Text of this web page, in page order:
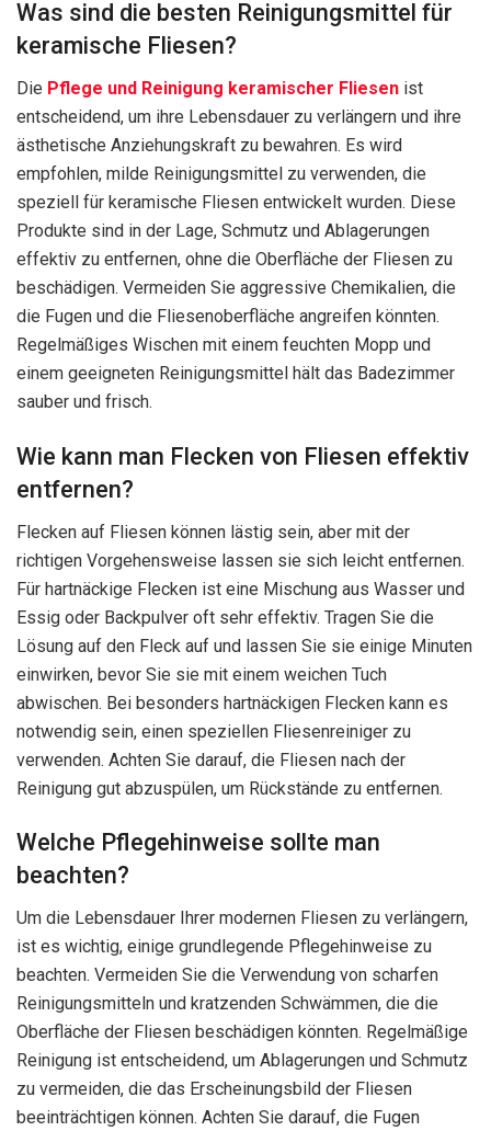
Was sind die besten Reinigungsmittel für
keramische Fliesen?
Die Pflege und Reinigung keramischer Fliesen ist
entscheidend, um ihre Lebensdauer zu verlängern und ihre
ästhetische Anziehungskraft zu bewahren. Es wird
empfohlen, milde Reinigungsmittel zu verwenden, die
speziell für keramische Fliesen entwickelt wurden. Diese
Produkte sind in der Lage, Schmutz und Ablagerungen
effektiv zu entfernen, ohne die Oberfläche der Fliesen zu
beschädigen. Vermeiden Sie aggressive Chemikalien, die
die Fugen und die Fliesenoberfläche angreifen könnten.
Regelmäßiges Wischen mit einem feuchten Mopp und
einem geeigneten Reinigungsmittel hält das Badezimmer
sauber und frisch.
Wie kann man Flecken von Fliesen effektiv
entfernen?
Flecken auf Fliesen können lästig sein, aber mit der
richtigen Vorgehensweise lassen sie sich leicht entfernen.
Für hartnäckige Flecken ist eine Mischung aus Wasser und
Essig oder Backpulver oft sehr effektiv. Tragen Sie die
Lösung auf den Fleck auf und lassen Sie sie einige Minuten
einwirken, bevor Sie sie mit einem weichen Tuch
abwischen. Bei besonders hartnäckigen Flecken kann es
notwendig sein, einen speziellen Fliesenreiniger zu
verwenden. Achten Sie darauf, die Fliesen nach der
Reinigung gut abzuspülen, um Rückstände zu entfernen.
Welche Pflegehinweise sollte man
beachten?
Um die Lebensdauer Ihrer modernen Fliesen zu verlängern,
ist es wichtig, einige grundlegende Pflegehinweise zu
beachten. Vermeiden Sie die Verwendung von scharfen
Reinigungsmitteln und kratzenden Schwämmen, die die
Oberfläche der Fliesen beschädigen könnten. Regelmäßige
Reinigung ist entscheidend, um Ablagerungen und Schmutz
zu vermeiden, die das Erscheinungsbild der Fliesen
beeinträchtigen können. Achten Sie darauf, die Fugen